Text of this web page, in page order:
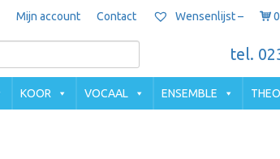
Mijn account Contact Wensenlijst –
tel.
KOOR VOCAAL ENSEMBLE